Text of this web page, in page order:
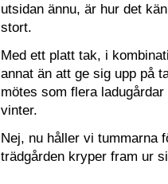
utsidan ännu, är hur det
stort.
Med ett platt tak, i
annat än att ge sig upp på
mötes som flera
vinter.
Nej, nu håller vi tummarna
trädgården kryper fram ur